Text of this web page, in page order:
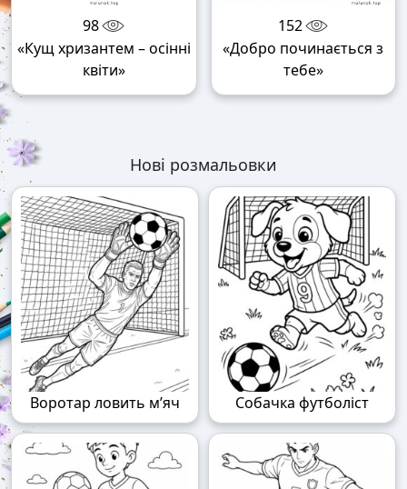
98
«Кущ хризантем – осінні
квіти»
152
«Добро починається з
тебе»
Нові розмальовки
Воротар ловить м’яч Собачка футболіст